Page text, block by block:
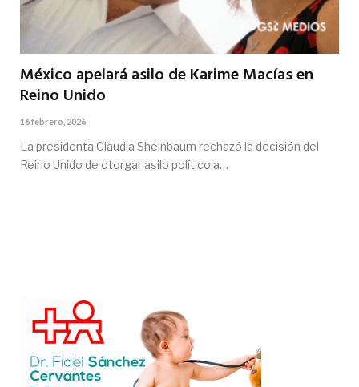
México apelará asilo de Karime Macías en
Reino Unido
16 febrero, 2026
La presidenta Claudia Sheinbaum rechazó la decisión del
Reino Unido de otorgar asilo político a…